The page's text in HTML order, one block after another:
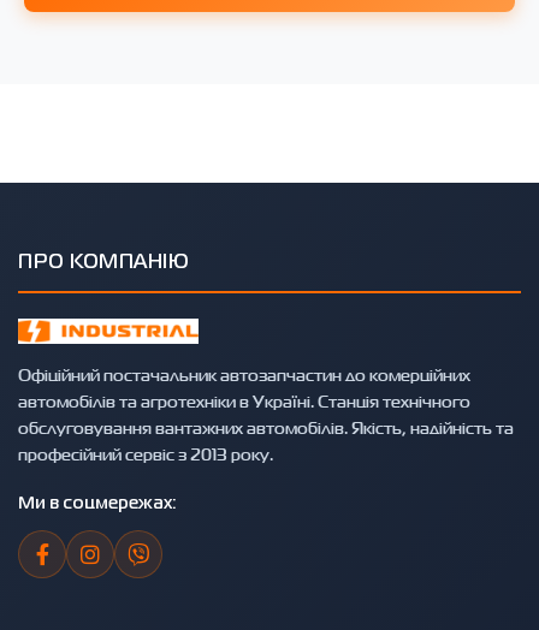
ПРО КОМПАНІЮ
Офіційний постачальник автозапчастин до комерційних
автомобілів та агротехніки в Україні. Станція технічного
обслуговування вантажних автомобілів. Якість, надійність та
професійний сервіс з 2013 року.
Ми в соцмережах: